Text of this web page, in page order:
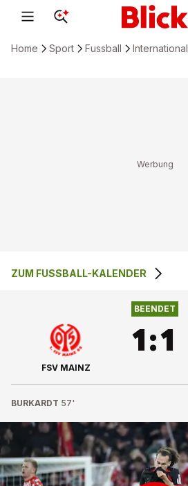
Home Sport Fussball International
1 :1
ZUM FUSSBALL-KALENDER
FSV MAINZ
BEENDET
1:1
BURKARDT 57'